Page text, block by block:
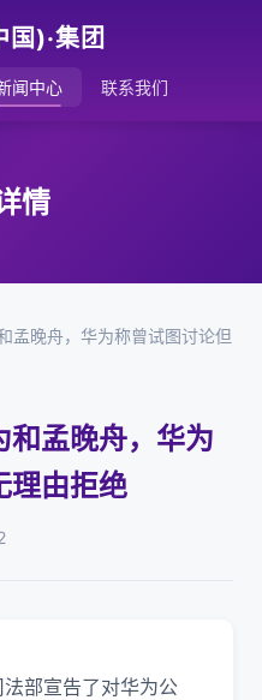
)·集团
闻中心 联系我们
情
孟晚舟，华为称曾试图讨论但
和孟晚舟，华为
理由拒绝
部宣告了对华为公